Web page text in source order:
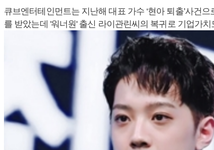
큐브엔터테인먼트는 지난해 대표 가수 ‘현아 퇴출’사건
를 받았는데 '워너원' 출신 라이관린씨의 복귀로 기업가